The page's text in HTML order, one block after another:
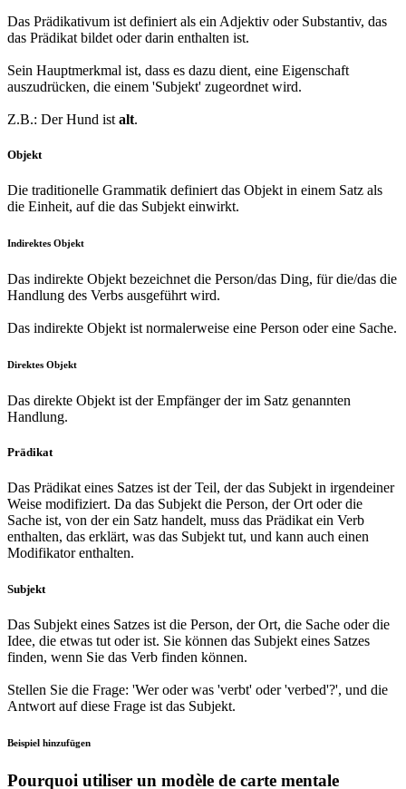
Das Prädikativum ist definiert als ein Adjektiv oder Substantiv, das
das Prädikat bildet oder darin enthalten ist.
Sein Hauptmerkmal ist, dass es dazu dient, eine Eigenschaft
auszudrücken, die einem 'Subjekt' zugeordnet wird.
Z.B.: Der Hund ist alt.
Objekt
Die traditionelle Grammatik definiert das Objekt in einem Satz als
die Einheit, auf die das Subjekt einwirkt.
Indirektes Objekt
Das indirekte Objekt bezeichnet die Person/das Ding, für die/das die
Handlung des Verbs ausgeführt wird.
Das indirekte Objekt ist normalerweise eine Person oder eine Sache.
Direktes Objekt
Das direkte Objekt ist der Empfänger der im Satz genannten
Handlung.
Prädikat
Das Prädikat eines Satzes ist der Teil, der das Subjekt in irgendeiner
Weise modifiziert. Da das Subjekt die Person, der Ort oder die
Sache ist, von der ein Satz handelt, muss das Prädikat ein Verb
enthalten, das erklärt, was das Subjekt tut, und kann auch einen
Modifikator enthalten.
Subjekt
Das Subjekt eines Satzes ist die Person, der Ort, die Sache oder die
Idee, die etwas tut oder ist. Sie können das Subjekt eines Satzes
finden, wenn Sie das Verb finden können.
Stellen Sie die Frage: 'Wer oder was 'verbt' oder 'verbed'?', und die
Antwort auf diese Frage ist das Subjekt.
Beispiel hinzufügen
Pourquoi utiliser un modèle de carte mentale